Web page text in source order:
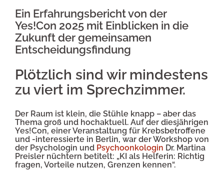
Ein Erfahrungsbericht von der
Yes!Con 2025 mit Einblicken in die
Zukunft der gemeinsamen
Entscheidungsfindung
Plötzlich sind wir mindestens
zu viert im Sprechzimmer.
Der Raum ist klein, die Stühle knapp – aber das
Thema groß und hochaktuell. Auf der diesjährigen
Yes!Con, einer Veranstaltung für Krebsbetroffene
und -interessierte in Berlin, war der Workshop von
der Psychologin und Psychoonkologin Dr. Martina
Preisler nüchtern betitelt: „KI als Helferin: Richtig
fragen, Vorteile nutzen, Grenzen kennen“.